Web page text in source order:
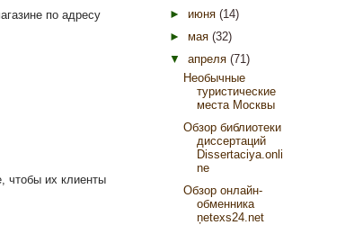
по адресу
чтобы их клиенты
► июня (14)
► мая (32)
▼ апреля (71)
Необычные
туристические
места Москвы
Обзор библиотеки
диссертаций
Dissertaciya.onli
ne
Обзор онлайн-
обменника
ņetexs24.net